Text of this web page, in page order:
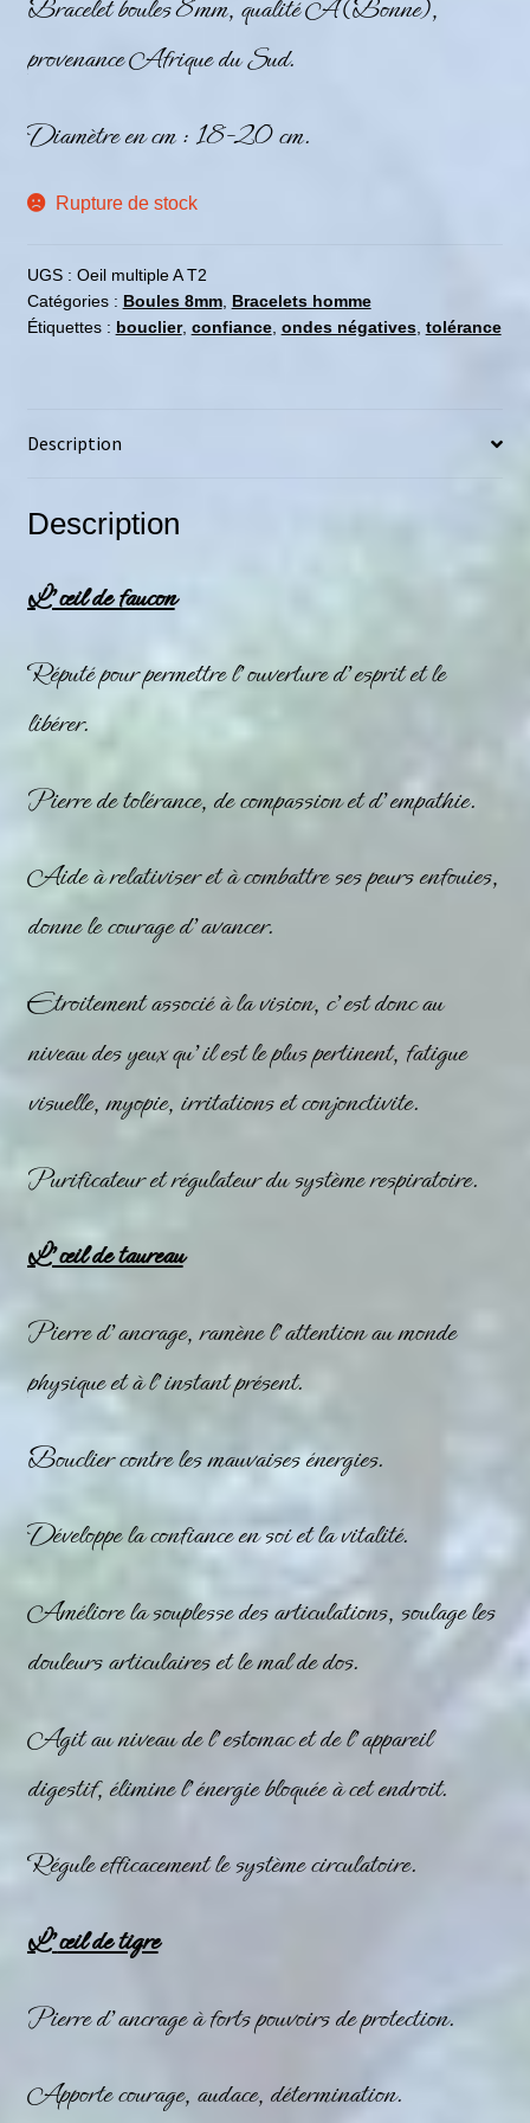
Bracelet boules 8mm, qualité A (Bonne),
provenance Afrique du Sud.
Diamètre en cm : 18-20 cm.
Rupture de stock
UGS : Oeil multiple A T2
Catégories : Boules 8mm, Bracelets homme
Étiquettes : bouclier, confiance, ondes négatives, tolérance
Description
Description
L’œil de faucon
Réputé pour permettre l’ouverture d’esprit et le
libérer.
Pierre de tolérance, de compassion et d’empathie.
Aide à relativiser et à combattre ses peurs enfouies,
donne le courage d’avancer.
Etroitement associé à la vision, c’est donc au
niveau des yeux qu’il est le plus pertinent, fatigue
visuelle, myopie, irritations et conjonctivite.
Purificateur et régulateur du système respiratoire.
L’œil de taureau
Pierre d’ancrage, ramène l’attention au monde
physique et à l’instant présent.
Bouclier contre les mauvaises énergies.
Développe la confiance en soi et la vitalité.
Améliore la souplesse des articulations, soulage les
douleurs articulaires et le mal de dos.
Agit au niveau de l’estomac et de l’appareil
digestif, élimine l’énergie bloquée à cet endroit.
Régule efficacement le système circulatoire.
L’œil de tigre
Pierre d’ancrage à forts pouvoirs de protection.
Apporte courage, audace, détermination.